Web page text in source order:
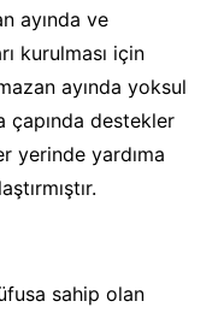
ayında ve
kurulması için
ayında yoksul
çapında destekler
yerinde yardıma
sahip olan